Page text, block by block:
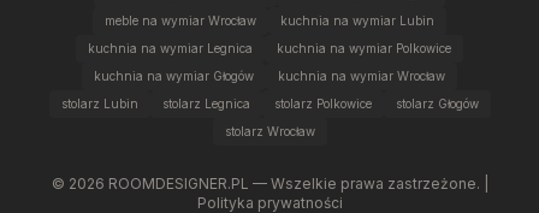
meble na wymiar Wrocław
kuchnia na wymiar Lubin
kuchnia na wymiar Legnica
kuchnia na wymiar Polkowice
kuchnia na wymiar Głogów
kuchnia na wymiar Wrocław
stolarz Lubin
stolarz Legnica stolarz Polkowice
stolarz Głogów
stolarz Wrocław
© 2026 ROOMDESIGNER.PL — Wszelkie prawa zastrzeżone. |
Polityka prywatności